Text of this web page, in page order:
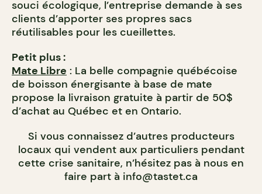
souci écologique, l’entreprise demande à ses
clients d’apporter ses propres sacs
réutilisables pour les cueillettes.
Petit plus :
Mate Libre : La belle compagnie québécoise
de boisson énergisante à base de mate
propose la livraison gratuite à partir de 50$
d’achat au Québec et en Ontario.
Si vous connaissez d’autres producteurs
locaux qui vendent aux particuliers pendant
cette crise sanitaire, n’hésitez pas à nous en
faire part à info@tastet.ca